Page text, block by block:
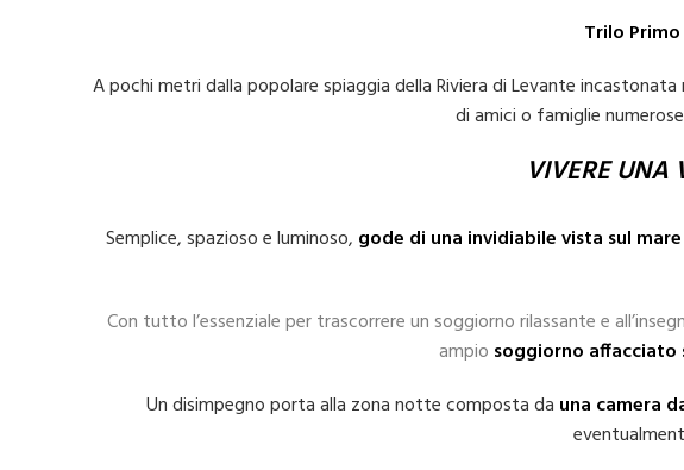
Trilo
A pochi metri dalla popolare spiaggia della Riviera di Levante
di amici o famiglie
VIVERE UNA
Semplice, spazioso e luminoso, gode di una invidiabile vista sul mare
Con tutto l’essenziale per trascorrere un soggiorno rilassante e
ampio soggiorno affacciato
Un disimpegno porta alla zona notte composta da una camera